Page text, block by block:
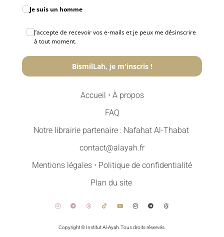
Je suis un homme
J’accepte de recevoir vos e‑mails et je peux me désinscrire
à tout moment.
BismilLah, je m'inscris !
Accueil ⋅ À propos
FAQ
Notre librairie partenaire : Nafahat Al-Thabat
contact@alayah.fr
Mentions légales ⋅ Politique de confidentialité
Plan du site
Copyright © Institut Al-Ayah. Tous droits réservés.